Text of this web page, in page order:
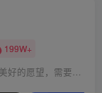
199W+
做最好的自己并不容易，这是很美好的愿望，需要耐心、坚持和毅力